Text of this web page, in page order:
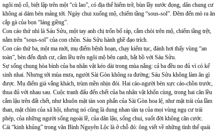
ngôi mộ cổ, biệt lập trên một “cù lao”, có địa thế hiểm trở, bùn lầy nước đọng, dân chung cư
không ai dám bén mảng tới. Ngày chui xuống mộ, chiếm tầng “sous-sol”. Đêm đến mò ra ăn
cắp gà của bọn “láng giềng”.
Con cáo thứ nhì là Sáu Sửu, một tay anh chị trốn bố ráp, cắm chòi trên mộ, chiếm tầng trệt,
nằm trên “sous-sol” của con chồn. Sáu Sửu hành ghề đạo trích.
Con cáo thứ ba, một ma mới, mụ điếm bệnh hoạn, chạy kiểm tục, đánh hơi thấy vùng “an
toàn”, bèn đến định cư, cắm lều trên ngôi mộ bên cạnh, bắt bồ với Sáu Sửu.
Sự sống chung hòa bình của ba nhân vật kéo dài trong mùa nắng: cả ba đều no đủ vì có kế
sinh nhai. Nhưng tới mùa mưa, người Sài Gòn không ra đường; Sáu Sửu không làm ăn gì
được. Mụ điếm già vắng khách, trùm mền nhịn đói. Hai cáo-người bèn xực cáo-chồn trước,
thua đủ với nhau sau. Cuộc tranh đấu đến chết của ba nhân vật khốn cùng, trong hai căn lều
cắm lậu trên đất chết, như khuôn mặt tàn son phấn của Sài Gòn hoa lệ, như mặt trái của lầm
than, mặt chìm của xã hội, nhưng nó cũng là dung nhan tàn tạ của mọi vùng ngụ cư trái
phép, của những người sống ngoài lề, của dân lậu, sống chui, suốt đời không căn cước.
Cái “kinh khủng” trong văn Bình Nguyên Lộc là ở chỗ đó: ông viết về những tình thế quái